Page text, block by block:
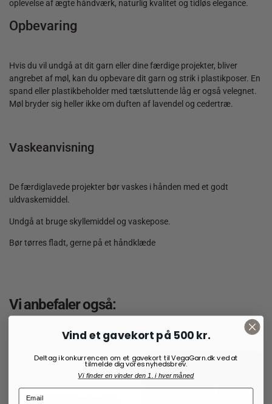
oplevelse af ægte håndværk, naturlig kvalitet og tidløs elegance.
Opbevaring
Hvis du vil undgå at dit garn eller dine færdige projekter, bliver
angrebet af møl, kan du opbevare dit garn og strik i plastikposer. En
spand eller plastikbeholder med tætsluttende låg er også velegnet.
Møl bryder sig heller ikke om duften af lavendel og cedertræ.
Vaskeanvisning
De færdiglavede projekter bør vaskes i hånden med et godt
uldvaskemiddel.
Undgå at bruge skyllemiddel og vaskepose.
Bør tørres fladt, gerne på et håndklæde
Vi anbefaler også:
Vind et gavekort på 500 kr.
Deltag i konkurrencen om et gavekort til VegaGarn.dk ved at
tilmelde dig vores nyhedsbrev.
Vi finder en vinder den 1. i hver måned